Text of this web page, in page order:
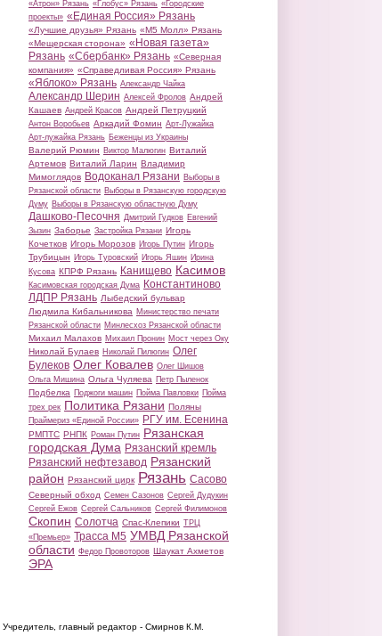
«Атрон» Рязань «Глобус» Рязань «Городские
проекты» «Единая Россия» Рязань
«Лучшие друзья» Рязань «М5 Молл» Рязань
«Мещерская сторона» «Новая газета»
Рязань «Сбербанк» Рязань «Северная
компания» «Справедливая Россия» Рязань
«Яблоко» Рязань Александр Чайка
Александр Шерин Алексей Фролов Андрей
Кашаев Андрей Красов Андрей Петруцкий
Антон Воробьев Аркадий Фомин Арт-Лужайка
Арт-лужайка Рязань Беженцы из Украины
Валерий Рюмин Виктор Малюгин Виталий
Артемов Виталий Ларин Владимир
Мимоглядов Водоканал Рязани Выборы в
Рязанской области Выборы в Рязанскую городскую
Думу Выборы в Рязанскую областную Думу
Дашково-Песочня Дмитрий Гудков Евгений
Зызин Заборье Застройка Рязани Игорь
Кочетков Игорь Морозов Игорь Путин Игорь
Трубицын Игорь Туровский Игорь Яшин Ирина
Кусова КПРФ Рязань Канищево Касимов
Касимовская городская Дума Константиново
ЛДПР Рязань Лыбедский бульвар
Людмила Кибальникова Министерство печати
Рязанской области Минлесхоз Рязанской области
Михаил Малахов Михаил Пронин Мост через Оку
Николай Булаев Николай Пилюгин Олег
Булеков Олег Ковалев Олег Шишов
Ольга Мишина Ольга Чуляева Петр Пыленок
Подбелка Поджоги машин Пойма Павловки Пойма
трех рек Политика Рязани Поляны
Праймериз «Единой России» РГУ им. Есенина
РМПТС РНПК Роман Путин Рязанская
городская Дума Рязанский кремль
Рязанский нефтезавод Рязанский
район Рязанский цирк Рязань Сасово
Северный обход Семен Сазонов Сергей Дудукин
Сергей Ежов Сергей Сальников Сергей Филимонов
Скопин Солотча Спас-Клепики ТРЦ
«Премьер» Трасса М5 УМВД Рязанской
области Федор Провоторов Шаукат Ахметов
ЭРА
Учредитель, главный редактор - Смирнов К.М.